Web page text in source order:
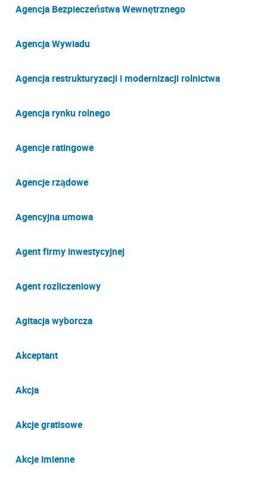
Agencja Bezpieczeństwa Wewnętrznego
Agencja Wywiadu
Agencja restrukturyzacji i modernizacji rolnictwa
Agencja rynku rolnego
Agencje ratingowe
Agencje rządowe
Agencyjna umowa
Agent firmy inwestycyjnej
Agent rozliczeniowy
Agitacja wyborcza
Akceptant
Akcja
Akcje gratisowe
Akcje imienne